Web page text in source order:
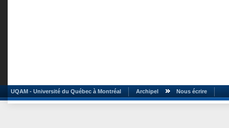
UQAM - Université du Québec à Montréal Archipel Nous écrire